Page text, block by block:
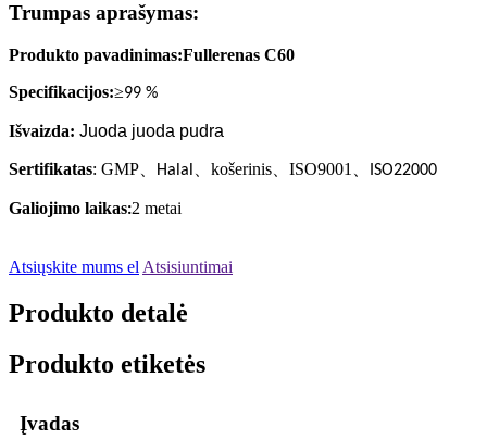
Trumpas aprašymas:
Produkto pavadinimas:Fullerenas C60
Specifikacijos:≥99 %
Išvaizda: Juoda juoda pudra
Sertifikatas: GMP Halal košerinis ISO9001 ISO22000
Galiojimo laikas:2 metai
Atsiųskite mums el Atsisiuntimai
Produkto detalė
Produkto etiketės
Įvadas